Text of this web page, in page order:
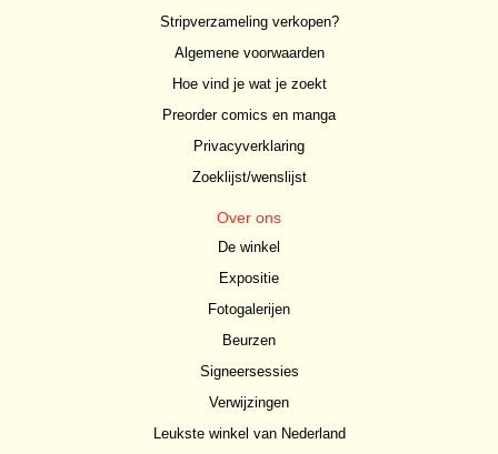
Stripverzameling verkopen?
Algemene voorwaarden
Hoe vind je wat je zoekt
Preorder comics en manga
Privacyverklaring
Zoeklijst/wenslijst
Over ons
De winkel
Expositie
Fotogalerijen
Beurzen
Signeersessies
Verwijzingen
Leukste winkel van Nederland